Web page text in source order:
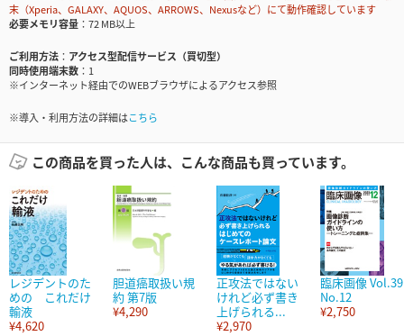
末（Xperia、GALAXY、AQUOS、ARROWS、Nexusなど）にて動作確認しています
必要メモリ容量
72 MB以上
ご利用方法
アクセス型配信サービス（買切型）
同時使用端末数
1
※インターネット経由でのWEBブラウザによるアクセス参照
※導入・利用方法の詳細はこちら
この商品を買った人は、こんな商品も買っています。
レジデントのた
めの これだけ
輸液
¥4,620
胆道癌取扱い規
約 第7版
¥4,290
正攻法ではない
けれど必ず書き
上げられる...
¥2,970
臨床画像 Vol.39
No.12
¥2,750